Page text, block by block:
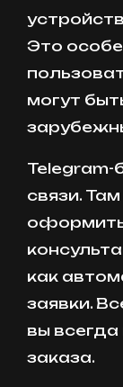
Это
могут
Telegram-
связи.
оформить
как
заявки.
вы
заказа.